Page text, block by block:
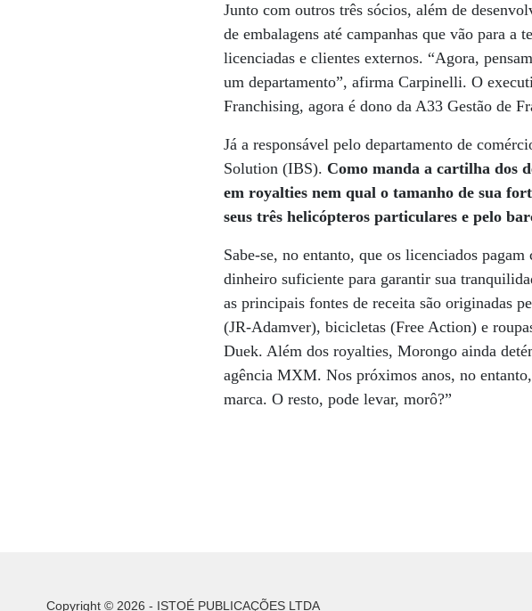
Junto com outros três sócios, além de
de embalagens até campanhas que vão para a
licenciadas e clientes externos. “Agora,
um departamento”, afirma Carpinelli. O
Franchising, agora é dono da A33 Gestão de
Já a responsável pelo departamento de
Solution (IBS). Como manda a cartilha dos
em royalties nem qual o tamanho de sua
seus três helicópteros particulares e pelo
Sabe-se, no entanto, que os licenciados
dinheiro suficiente para garantir sua
as principais fontes de receita são originadas
(JR-Adamver), bicicletas (Free Action) e
Duek. Além dos royalties, Morongo ainda
agência MXM. Nos próximos anos, no
marca. O resto, pode levar, morô?”
Copyright © 2026 - ISTOÉ PUBLICAÇÕES LTDA